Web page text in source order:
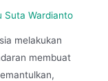
Suta Wardianto
melakukan
membuat